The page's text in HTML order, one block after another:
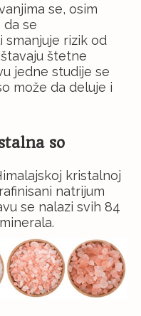
se, osim
da se
smanjuje rizik od
štetne
jedne studije se
može da deluje i
so
kristalnoj
natrijum
se nalazi svih 84